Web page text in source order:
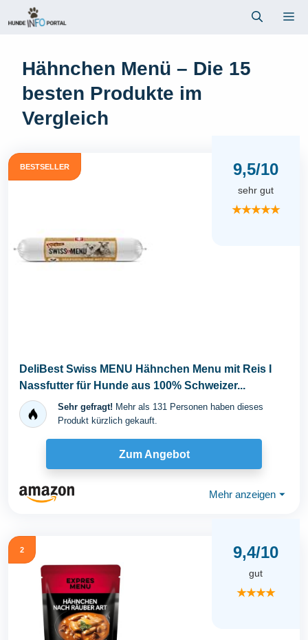
Inhalt
Hähnchen Menü – Die 15
besten Produkte im
Vergleich
BESTSELLER 9,5/10
sehr gut
★★★★★
DeliBest Swiss MENU Hähnchen Menu mit Reis I
Nassfutter für Hunde aus 100% Schweizer...
Sehr gefragt! Mehr als 131 Personen haben dieses
Produkt kürzlich gekauft.
Zum Angebot
Mehr anzeigen ⏷
2 9,4/10
gut
★★★★